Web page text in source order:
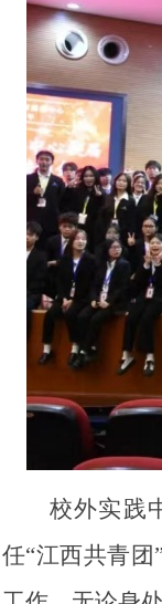
校外实践
任“江西共青